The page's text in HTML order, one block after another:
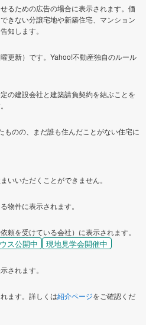
るための広告の場合に表示されます。価
きない分譲宅地や新築住宅、マンション
知します。
更新）です。Yahoo!不動産独自のルール
の建設会社と建築請負契約を結ぶことを
ものの、まだ誰も住んだことがない住宅に
いいただくことができません。
物件に表示されます。
頼を受けている会社）に表示されます。
ス公開中
現地見学会開催中
されます。
ます。詳しくは紹介ページをご確認くだ